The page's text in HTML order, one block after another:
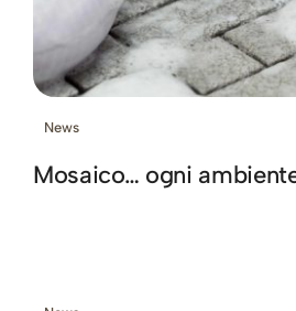
News
Mosaico… ogni